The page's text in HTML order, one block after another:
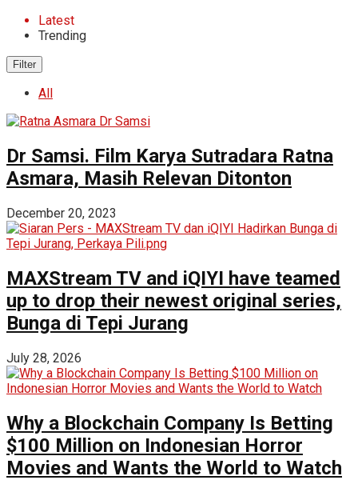
Latest
Trending
Filter
All
Dr Samsi. Film Karya Sutradara Ratna
Asmara, Masih Relevan Ditonton
December 20, 2023
MAXStream TV and iQIYI have teamed
up to drop their newest original series,
Bunga di Tepi Jurang
July 28, 2026
Why a Blockchain Company Is Betting
$100 Million on Indonesian Horror
Movies and Wants the World to Watch